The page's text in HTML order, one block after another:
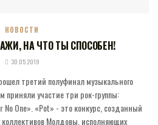
НОВОСТИ
НА ЧТО ТЫ СПОСОБЕН!
30.05.2019
третий полуфинал музыкального
приняли участие три рок-группы:
One». «Pot» - это конкурс, созданный
Молдовы, исполняющих